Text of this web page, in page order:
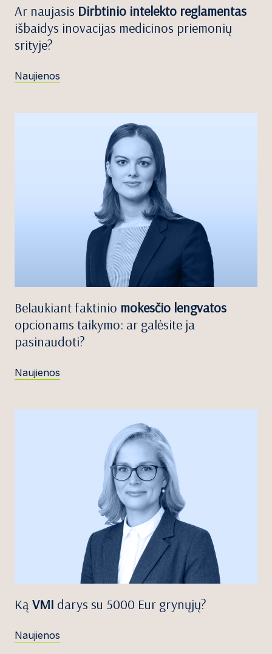
Ar naujasis Dirbtinio intelekto reglamentas
išbaidys inovacijas medicinos priemonių
srityje?
Naujienos
Belaukiant faktinio mokesčio lengvatos
opcionams taikymo: ar galėsite ja
pasinaudoti?
Naujienos
Ką VMI darys su 5000 Eur grynųjų?
Naujienos